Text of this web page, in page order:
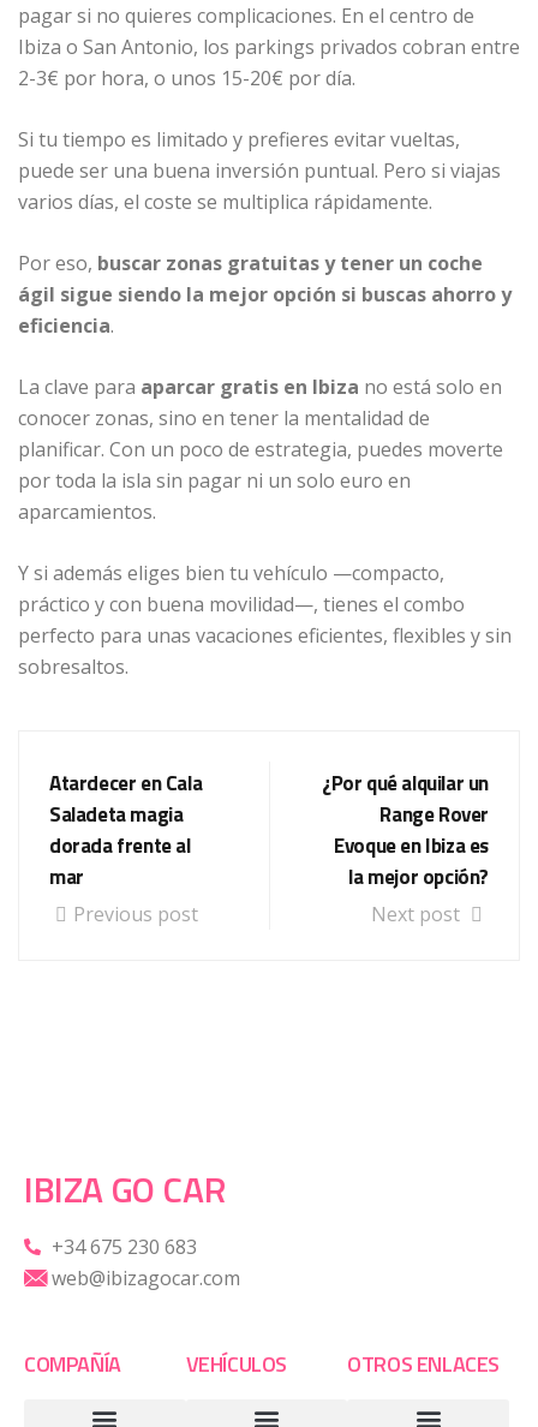
pagar si no quieres complicaciones. En el centro de
Ibiza o San Antonio, los parkings privados cobran entre
2-3€ por hora, o unos 15-20€ por día.
Si tu tiempo es limitado y prefieres evitar vueltas,
puede ser una buena inversión puntual. Pero si viajas
varios días, el coste se multiplica rápidamente.
Por eso, buscar zonas gratuitas y tener un coche
ágil sigue siendo la mejor opción si buscas ahorro y
eficiencia.
La clave para aparcar gratis en Ibiza no está solo en
conocer zonas, sino en tener la mentalidad de
planificar. Con un poco de estrategia, puedes moverte
por toda la isla sin pagar ni un solo euro en
aparcamientos.
Y si además eliges bien tu vehículo —compacto,
práctico y con buena movilidad—, tienes el combo
perfecto para unas vacaciones eficientes, flexibles y sin
sobresaltos.
Atardecer en Cala
Saladeta magia
dorada frente al
mar
Previous post
¿Por qué alquilar un
Range Rover
Evoque en Ibiza es
la mejor opción?
Next post
IBIZA GO CAR
+34 675 230 683
web@ibizagocar.com
COMPAÑÍA VEHÍCULOS OTROS ENLACES